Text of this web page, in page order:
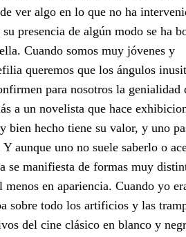
ver algo en lo que no ha
presencia de algún modo se ha
Cuando somos muy jóvenes y
queremos que los ángulos
para nosotros la genialidad
a un novelista que hace
bien hecho tiene su valor, y uno
aunque uno no suele saberlo o
se manifiesta de formas muy
en apariencia. Cuando yo
sobre todo los artificios y las
del cine clásico en blanco y